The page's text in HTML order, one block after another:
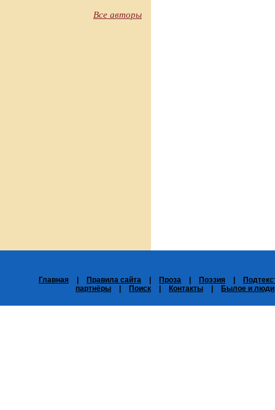
Все авторы
Главная Правила сайта Проза Поэзия
партнёры
Поиск Контакты Былое и люди